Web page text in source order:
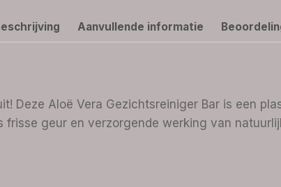
Aanvullende informatie
Deze Aloë Vera Gezichtsreiniger Bar is een
geur en verzorgende werking van